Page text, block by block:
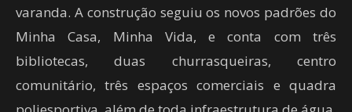
varanda. A construção seguiu os novos padrões do
Minha Casa, Minha Vida, e conta com três
bibliotecas, duas churrasqueiras, centro
comunitário, três espaços comerciais e quadra